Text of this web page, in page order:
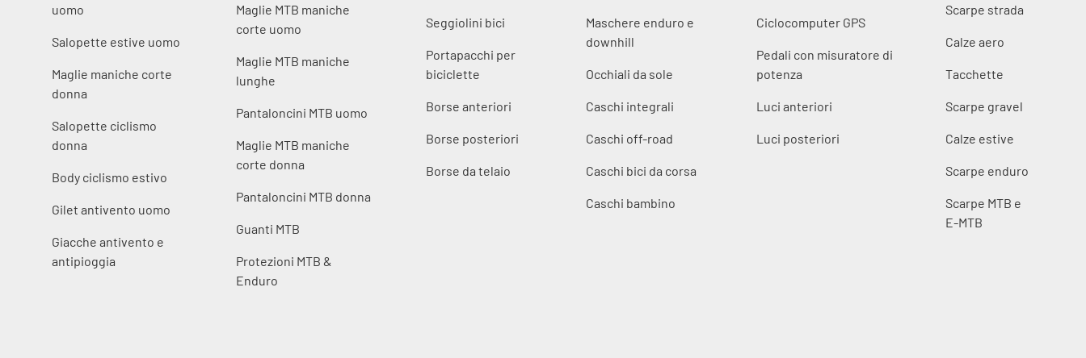
uomo
Salopette estive uomo
Maglie maniche corte
donna
Salopette ciclismo
donna
Body ciclismo estivo
Gilet antivento uomo
Giacche antivento e
antipioggia
Maglie MTB maniche
corte uomo
Maglie MTB maniche
lunghe
Pantaloncini MTB uomo
Maglie MTB maniche
corte donna
Pantaloncini MTB donna
Guanti MTB
Protezioni MTB &
Enduro
Seggiolini bici
Portapacchi per
biciclette
Borse anteriori
Borse posteriori
Borse da telaio
Maschere enduro e
downhill
Occhiali da sole
Caschi integrali
Caschi off-road
Caschi bici da corsa
Caschi bambino
Ciclocomputer GPS
Pedali con misuratore di
potenza
Luci anteriori
Luci posteriori
Scarpe strada
Calze aero
Tacchette
Scarpe gravel
Calze estive
Scarpe enduro
Scarpe MTB e
E-MTB